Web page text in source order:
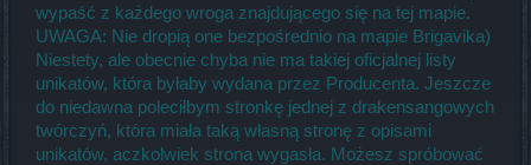
wypaść z każdego wroga znajdującego się na tej mapie.
UWAGA: Nie dropią one bezpośrednio na mapie Brigavika)
Niestety, ale obecnie chyba nie ma takiej oficjalnej listy
unikatów, która byłaby wydana przez Producenta. Jeszcze
do niedawna poleciłbym stronkę jednej z drakensangowych
twórczyń, która miała taką własną stronę z opisami
unikatów, aczkolwiek strona wygasła. Możesz spróbować